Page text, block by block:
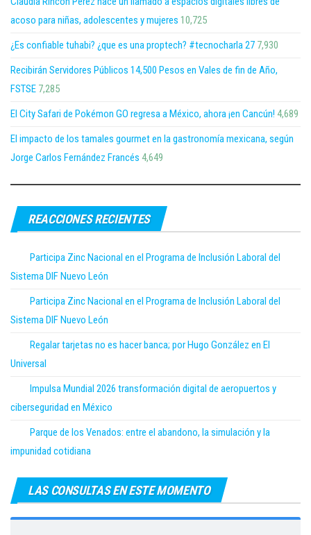
acoso para niñas, adolescentes y mujeres 10,725
¿Es confiable tuhabi? ¿que es una proptech? #tecnocharla 27 7,930
Recibirán Servidores Públicos 14,500 Pesos en Vales de fin de Año,
FSTSE 7,285
El City Safari de Pokémon GO regresa a México, ahora ¡en Cancún! 4,689
El impacto de los tamales gourmet en la gastronomía mexicana, según
Jorge Carlos Fernández Francés 4,649
REACCIONES RECIENTES
Participa Zinc Nacional en el Programa de Inclusión Laboral del
Sistema DIF Nuevo León
Participa Zinc Nacional en el Programa de Inclusión Laboral del
Sistema DIF Nuevo León
Regalar tarjetas no es hacer banca; por Hugo González en El
Universal
Impulsa Mundial 2026 transformación digital de aeropuertos y
ciberseguridad en México
Parque de los Venados: entre el abandono, la simulación y la
impunidad cotidiana
LAS CONSULTAS EN ESTE MOMENTO